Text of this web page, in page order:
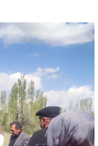
Karaman
Kırıkkale
Şırnak
Bartın
Ardahan